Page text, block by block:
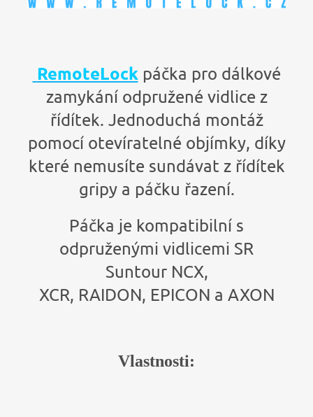
RemoteLockpáčka pro dálkové
zamykání odpružené vidlice z
řídítek. Jednoduchá montáž
pomocí otevíratelné objímky, díky
které nemusíte sundávat z řídítek
gripy a páčku řazení.
Páčka je kompatibilní s
odpruženými vidlicemi SR
Suntour NCX,
XCR, RAIDON, EPICON a AXON
Vlastnosti: